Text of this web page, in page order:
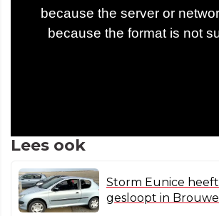
Lees ook
Storm Eunice
gesloopt in